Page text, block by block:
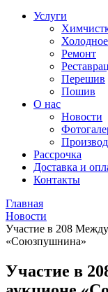
Услуги
Ремонт
Перешив
Пошив
О нас
Новости
Рассрочка
Доставка и
Контакты
Главная
Новости
Участие в 208
«Союзпушнина»
Участие в